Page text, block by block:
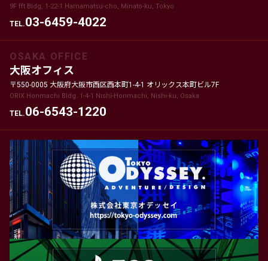
9F fft Bldg, 1-22-1 Hamamatsu-cho, Minato-ku, Tokyo
TEL.03-6459-4022
OSAKA OFFICE
大阪オフィス
〒550-0005 大阪府大阪市西区西本町1-4-1 オリックス本町ビル7F
ORIX Honmachi Bldg. 1-4-1 Nishi-Honmachi, Nishi-ku, Osaka
TEL.06-6543-1220